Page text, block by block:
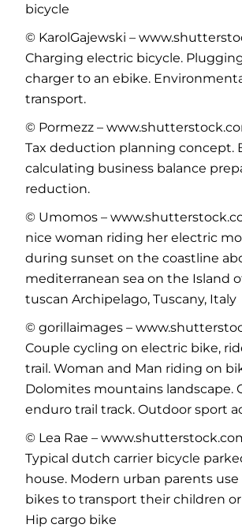
bicycle
© KarolGajewski –
Charging electric bicycle.
charger to an ebike.
transport.
© Pormezz –
Tax deduction planning concept.
calculating business balance
reduction.
© Umomos –
nice woman riding her electric
during sunset on the coastline
mediterranean sea on the Island
tuscan Archipelago, Tuscany, Italy
© gorillaimages –
Couple cycling on electric bike,
trail. Woman and Man riding on
Dolomites mountains landscape.
enduro trail track. Outdoor sport
© Lea Rae –
Typical dutch carrier bicycle
house. Modern urban parents
bikes to transport their children
Hip cargo bike